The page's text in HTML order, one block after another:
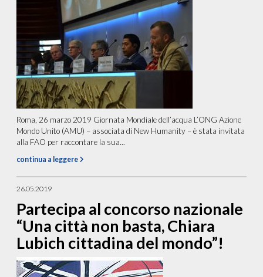
Roma, 26 marzo 2019 Giornata Mondiale dell’acqua L’ONG Azione
Mondo Unito (AMU) – associata di New Humanity – è stata invitata
alla FAO per raccontare la sua...
continua a leggere
26.05.2019
Partecipa al concorso nazionale
“Una città non basta, Chiara
Lubich cittadina del mondo”!